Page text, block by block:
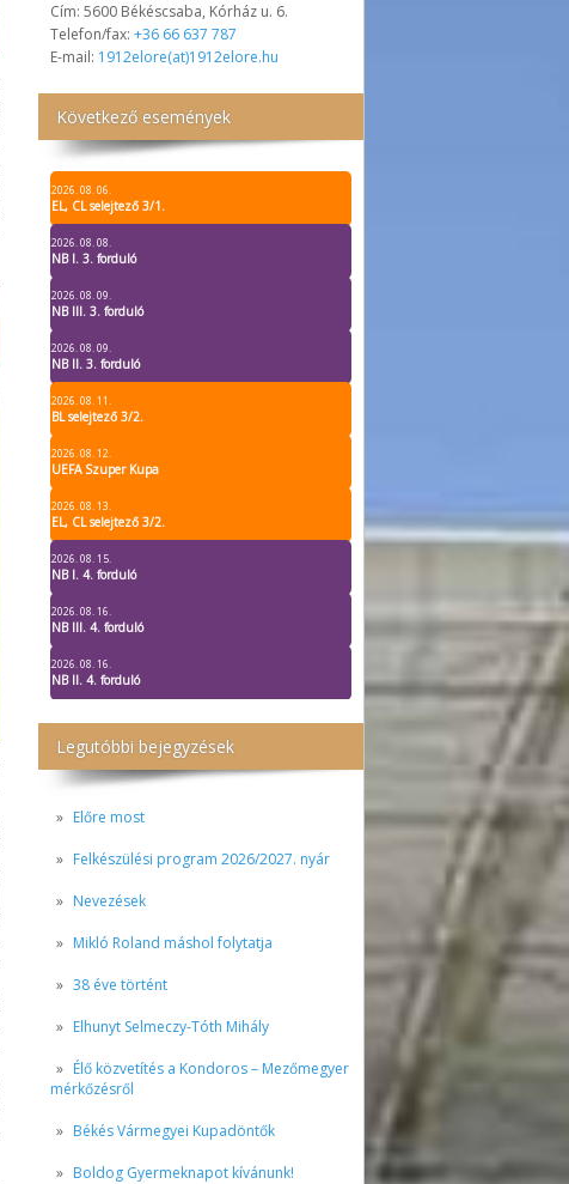
Cím: 5600 Békéscsaba, Kórház u. 6.
Telefon/fax: +36 66 637 787
E-mail: 1912elore(at)1912elore.hu
Következő események
2026. 08. 06.
EL, CL selejtező 3/1.
2026. 08. 08.
NB I. 3. forduló
2026. 08. 09.
NB III. 3. forduló
2026. 08. 09.
NB II. 3. forduló
2026. 08. 11.
BL selejtező 3/2.
2026. 08. 12.
UEFA Szuper Kupa
2026. 08. 13.
EL, CL selejtező 3/2.
2026. 08. 15.
NB I. 4. forduló
2026. 08. 16.
NB III. 4. forduló
2026. 08. 16.
NB II. 4. forduló
Legutóbbi bejegyzések
Előre most
Felkészülési program 2026/2027. nyár
Nevezések
Mikló Roland máshol folytatja
38 éve történt
Elhunyt Selmeczy-Tóth Mihály
Élő közvetítés a Kondoros – Mezőmegyer
mérkőzésről
Békés Vármegyei Kupadöntők
Boldog Gyermeknapot kívánunk!